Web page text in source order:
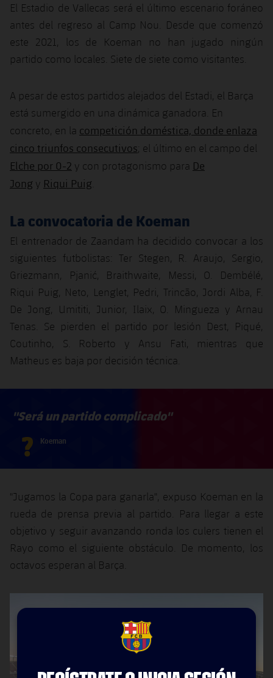
El Estadio de Vallecas será el último escenario foráneo
antes del regreso al Camp Nou. Desde que comenzó
este 2021, los de Koeman no han jugado ningún
partido como locales. Siete de siete como visitantes.
A pesar de estos partidos alejados del Estadi, el Barça
está sumergido en una dinámica ganadora. En
concreto, en la competición doméstica, donde enlaza
cinco triunfos consecutivos; el último en el campo del
Elche por 0-2 y con protagonismo para De
Jong y Riqui Puig
La convocatoria de Koeman
El entrenador de Zaandam ha decidido convocar a los
siguientes futbolistas: Ter Stegen, R. Araujo, Sergio,
Griezmann, Pjanić, Braithwaite, Messi, O. Dembélé,
Riqui Puig, Neto, Lenglet, Pedri, Trincão, Jordi Alba, F.
De Jong, Umititi, Junior, Ilaix, O. Mingueza y Arnau
Tenas. Se pierden el partido por lesión Dest, Piqué,
Coutinho, S. Roberto y Ansu Fati, mientras que
Matheus es baja por decisión técnica.
"Será un partido complicado"
? Koeman
"Jugamos la Copa para ganarla", expuso Koeman en la
rueda de prensa previa al partido. Para llegar a este
objetivo y seguir avanzando ronda los culers tienen el
Rayo como el siguiente obstáculo. De momento, los
octavos esperan al Barça.
FCB Barcelona badge